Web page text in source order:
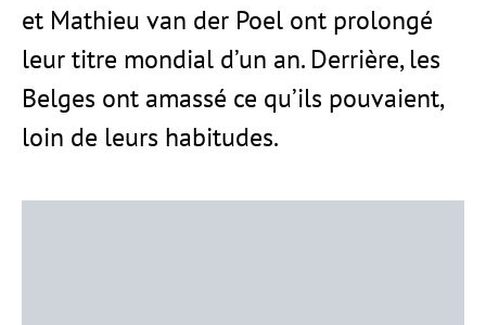
et Mathieu van der Poel ont prolongé
leur titre mondial d’un an. Derrière, les
Belges ont amassé ce qu’ils pouvaient,
loin de leurs habitudes.